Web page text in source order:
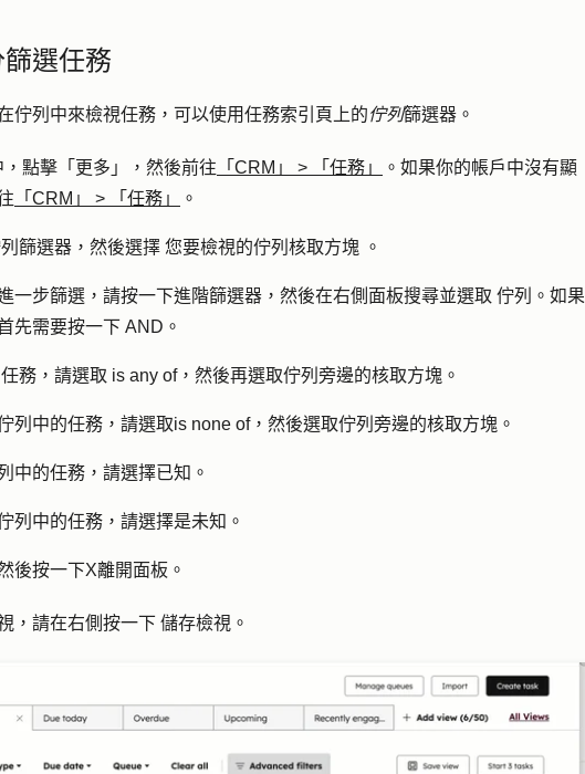
選任務
佇列中來檢視任務，可以使用任務索引頁上的佇列篩選器。
，點擊 「更多」 ，然後前往 「CRM」 > 「任務」
。如果你的帳戶中沒有顯
「CRM」 > 「任務」 。
篩選器，然後選擇 您要檢視的佇列 核取方塊 。
一步篩選，請按一下進階篩選器 ，然後在右側面板搜尋並選取 佇列 。如果
先需要按一下 AND 。
任務 ，請選取 is any of，然後再選取佇列旁邊的核取方塊 。
列中的任務，請選取is none of，然後選取佇列旁邊的核取方塊 。
中的任務，請選擇已知 。
列中的任務，請選擇是未知 。
後按一下X離開面板。
，請在右側按一下 儲存檢視 。